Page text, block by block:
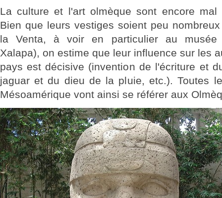
La culture et l'art olmèque sont encore mal
Bien que leurs vestiges soient peu
la Venta, à voir en particulier au musée
Xalapa), on estime que leur influence sur les
pays est décisive (invention de l'écriture et
jaguar et du dieu de la pluie, etc.). Toutes
Mésoamérique vont ainsi se référer aux